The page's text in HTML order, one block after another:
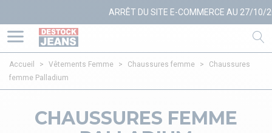
ARRÊT DU SITE E-COMMERCE AU 27/10/
Accueil > Vêtements Femme > Chaussures femme >
Chaussures
femme Palladium
CHAUSSURES FEMME